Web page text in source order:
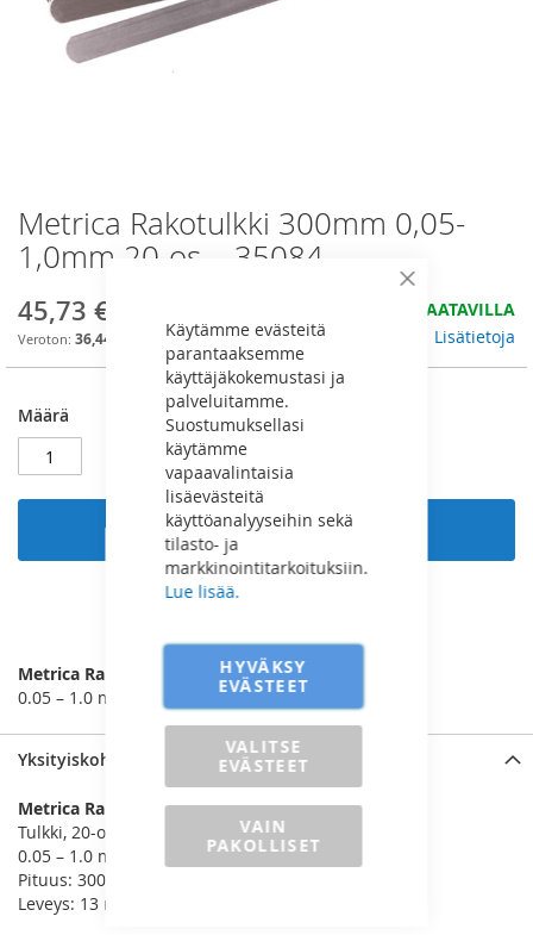
Sulje
Käytämme evästeitä
parantaaksemme
käyttäjäkokemustasi ja
palveluitamme.
Suostumuksellasi
käytämme
vapaavalintaisia
lisäevästeitä
käyttöanalyyseihin sekä
tilasto- ja
markkinointitarkoituksiin.
Lue lisää.
HYVÄKSY
EVÄSTEET
VALITSE
EVÄSTEET
VAIN
PAKOLLISET
Skip
to
the
of
the
Metrica Rakotulkki 300mm 0,05-
1,0mm 20-os. - 35084
45,73 €
36,44 €
HYVIN SAATAVILLA
Lisätietoja
Määrä
Lisää ostoskoriin
Metrica Rakotulkki
0.05 – 1.0 mm
Yksityiskohdat
Metrica Rakotulkki
Tulkki, 20-osaa
0.05 – 1.0 mm
Pituus: 300 mm
Leveys: 13 mm